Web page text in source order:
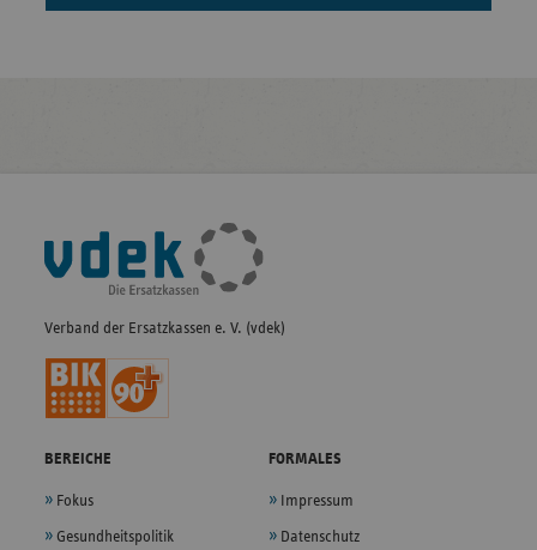
Fußleisten-
Navigation
Verband der Ersatzkassen e. V. (vdek)
BEREICHE
Fokus
Gesundheitspolitik
FORMALES
Impressum
Datenschutz